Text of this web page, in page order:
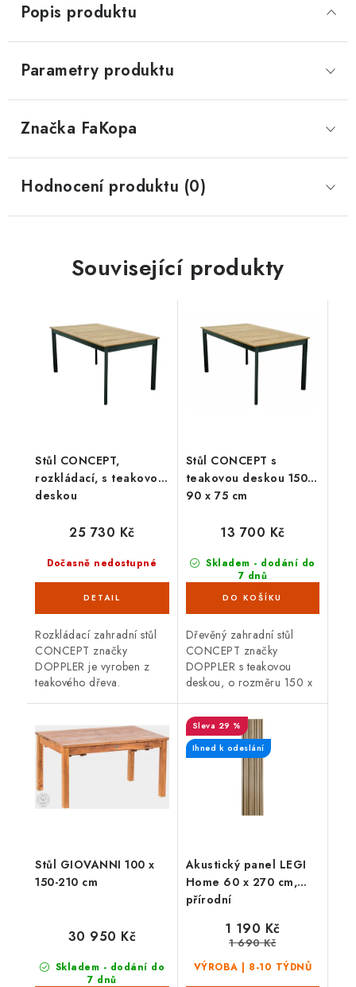
Popis produktu
Parametry produktu
Značka FaKopa
Hodnocení produktu (0)
Související produkty
Stůl CONCEPT,
rozkládací, s teakovou
deskou
Dočasně nedostupné
25 730 Kč
Rozkládací zahradní stůl
CONCEPT značky
DOPPLER je vyroben z
teakového dřeva.
rozložit až do délky 210
cm.
Stůl CONCEPT s
teakovou deskou 150 x
90 x 75 cm
Skladem - dodání do
7 dnů
13 700 Kč
Dřevěný zahradní stůl
CONCEPT značky
DOPPLER s teakovou
deskou, o rozměru 150 x
stabilní nábytek s odolnou
hliníkovou konstrukcí.
Stůl GIOVANNI 100 x
150-210 cm
Skladem - dodání do
7 dnů
30 950 Kč
Akustický panel LEGI
Home 60 x 270 cm,
přírodní
29 %
Ihned k odeslání
VÝROBA | 8-10 TÝDNŮ
1 190 Kč
1 690 Kč